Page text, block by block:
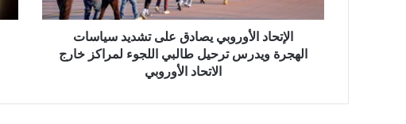
ل
ب
الإتحاد الأوروبي يصادق على تشديد سياسات
الهجرة ويدرس ترحيل طالبي اللجوء لمراكز خارج
الاتحاد الأوروبي
.
غ